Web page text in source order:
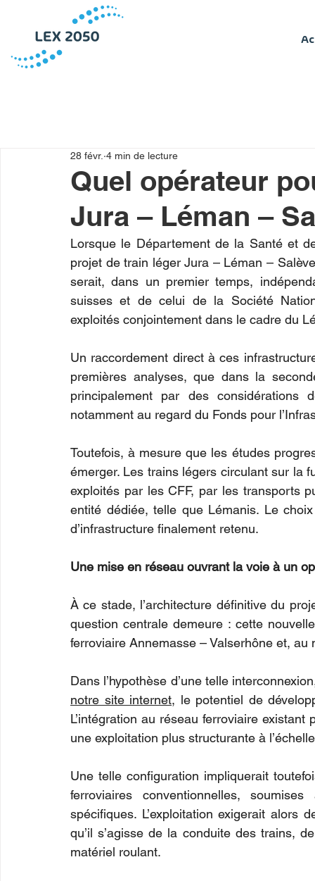
Quel opérateur
Jura – Léman –
28 févr. 4 min de lecture
Lorsque le Département de la Santé et
projet de train léger Jura – Léman –
serait, dans un premier temps,
suisses et de celui de la Société
exploités conjointement dans le cadre du
Un raccordement direct à ces
premières analyses, que dans la
principalement par des
notamment au regard du Fonds pour
Toutefois, à mesure que les études
émerger. Les trains légers circulant sur la
exploités par les CFF, par les transports
entité dédiée, telle que Lémanis. Le
d’infrastructure finalement retenu.
Une mise en réseau ouvrant la voie à un
À ce stade, l’architecture définitive du
question centrale demeure : cette
ferroviaire Annemasse – Valserhône et,
notre site internet, le potentiel de
L’intégration au réseau ferroviaire
une exploitation plus structurante à
Une telle configuration impliquerait
ferroviaires conventionnelles,
spécifiques. L’exploitation exigerait alors
qu’il s’agisse de la conduite des trains,
matériel roulant.